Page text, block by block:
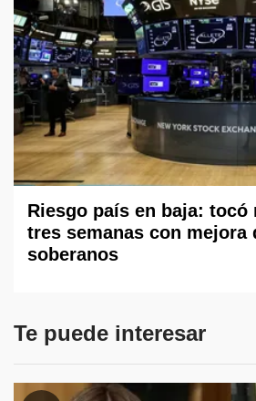
Riesgo país en baja: tocó
tres semanas con mejora
soberanos
Te puede interesar